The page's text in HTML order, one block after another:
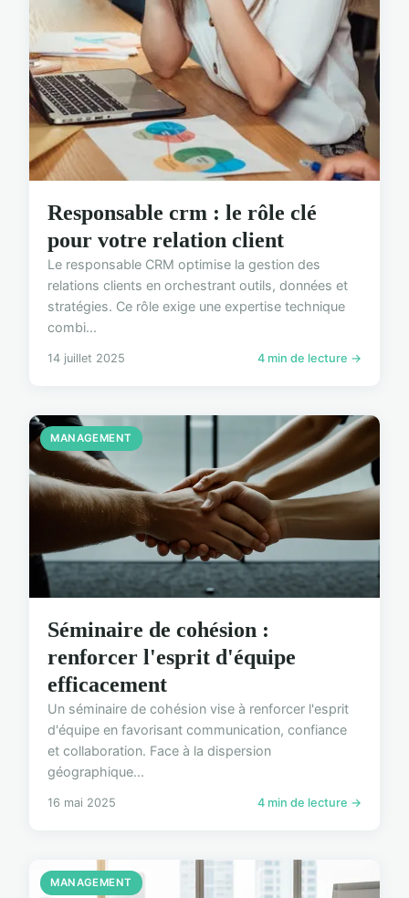
Responsable crm : le rôle clé
pour votre relation client
Le responsable CRM optimise la gestion des
relations clients en orchestrant outils, données et
stratégies. Ce rôle exige une expertise technique
combi...
14 juillet 2025 4 min de lecture →
MANAGEMENT
Séminaire de cohésion :
renforcer l'esprit d'équipe
efficacement
Un séminaire de cohésion vise à renforcer l'esprit
d'équipe en favorisant communication, confiance
et collaboration. Face à la dispersion
géographique...
16 mai 2025 4 min de lecture →
MANAGEMENT